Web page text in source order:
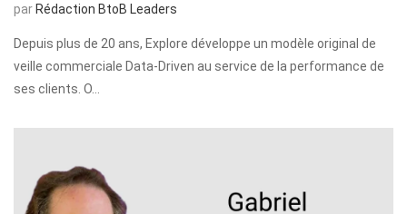
par Rédaction BtoB Leaders
Depuis plus de 20 ans, Explore développe un modèle original de
veille commerciale Data-Driven au service de la performance de
ses clients. O…